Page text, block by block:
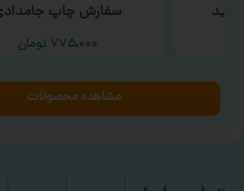
سفارش چاپ جامدادی
۷۷۵,۰۰۰ تومان
مشاهده محصولات